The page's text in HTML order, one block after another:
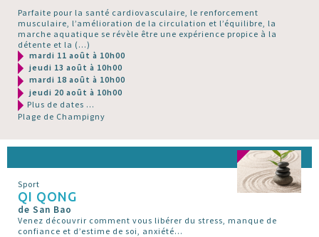
Parfaite pour la santé cardiovasculaire, le renforcement
musculaire, l’amélioration de la circulation et l’équilibre, la
marche aquatique se révèle être une expérience propice à la
détente et la (…)
mardi 11 août à 10h00
jeudi 13 août à 10h00
mardi 18 août à 10h00
jeudi 20 août à 10h00
Plus de dates ...
Plage de Champigny
Sport
QI QONG
de San Bao
Venez découvrir comment vous libérer du stress, manque de
confiance et d’estime de soi, anxiété...